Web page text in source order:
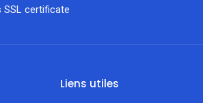
сertificate
Liens utiles